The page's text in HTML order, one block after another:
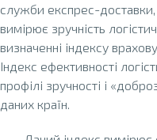
служби експрес-доставки,
вимірює зручність
визначенні індексу
Індекс ефективності
профілі зручності і
даних країн.